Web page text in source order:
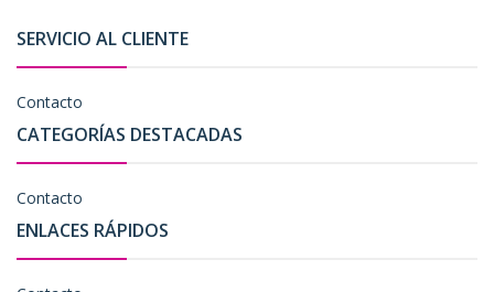
SERVICIO AL CLIENTE
Contacto
CATEGORÍAS DESTACADAS
Contacto
ENLACES RÁPIDOS